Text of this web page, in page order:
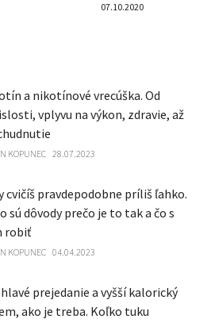
07.10.2020
a nikotínové vrecúška. Od
vplyvu na výkon, zdravie, až
KOPUNEC 28.07.2023
cvičíš pravdepodobne príliš ľahko.
sú dôvody prečo je to tak a čo s
robiť
KOPUNEC 04.04.2023
prejedanie a vyšší kalorický
ako je treba. Koľko tuku